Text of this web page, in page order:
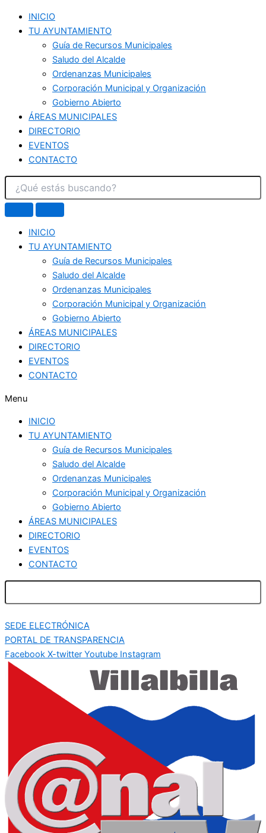
INICIO
TU AYUNTAMIENTO
Guía de Recursos Municipales
Saludo del Alcalde
Ordenanzas Municipales
Corporación Municipal y Organización
Gobierno Abierto
ÁREAS MUNICIPALES
DIRECTORIO
EVENTOS
CONTACTO
INICIO
TU AYUNTAMIENTO
Guía de Recursos Municipales
Saludo del Alcalde
Ordenanzas Municipales
Corporación Municipal y Organización
Gobierno Abierto
ÁREAS MUNICIPALES
DIRECTORIO
EVENTOS
CONTACTO
Menu
INICIO
TU AYUNTAMIENTO
Guía de Recursos Municipales
Saludo del Alcalde
Ordenanzas Municipales
Corporación Municipal y Organización
Gobierno Abierto
ÁREAS MUNICIPALES
DIRECTORIO
EVENTOS
CONTACTO
SEDE ELECTRÓNICA
PORTAL DE TRANSPARENCIA
Facebook X-twitter Youtube Instagram